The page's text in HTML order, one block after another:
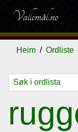
Vallemål.no
Heim Ordliste
Ordliste
Om